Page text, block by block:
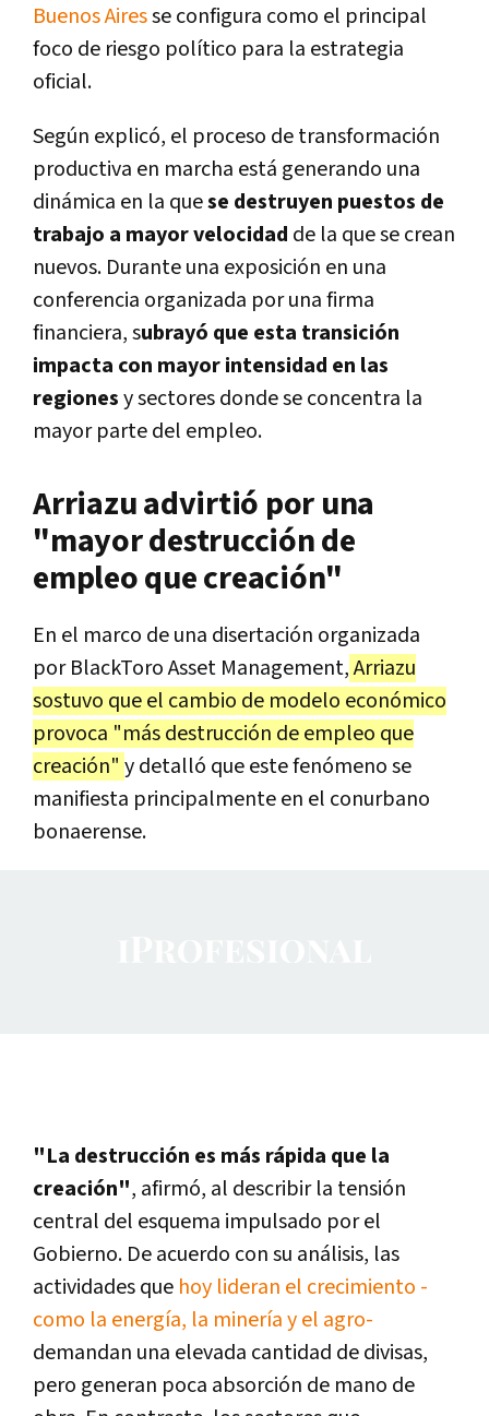
Buenos Airesse configura como el principal
foco de riesgo político para la estrategia
oficial.
Según explicó, el proceso de transformación
productiva en marcha está generando una
dinámica en la quese destruyen puestos de
trabajo a mayor velocidad de la que se crean
nuevos. Durante una exposición en una
conferencia organizada por una firma
financiera, subrayó que esta transición
impacta con mayor intensidad en las
regionesy sectores donde se concentra la
mayor parte del empleo.
Arriazu advirtió por una
"mayor destrucción de
empleo que creación"
En el marco de una disertación organizada
por BlackToro Asset Management,Arriazu
sostuvo que el cambio de modelo económico
provoca "más destrucción de empleo que
creación" y detalló que este fenómeno se
manifiesta principalmente en el conurbano
bonaerense.
"La destrucción es más rápida que la
creación", afirmó, al describir la tensión
central del esquema impulsado por el
Gobierno. De acuerdo con su análisis, las
actividades que hoy lideran el crecimiento -
como la energía, la minería y el agro-
demandan una elevada cantidad de divisas,
pero generan poca absorción de mano de